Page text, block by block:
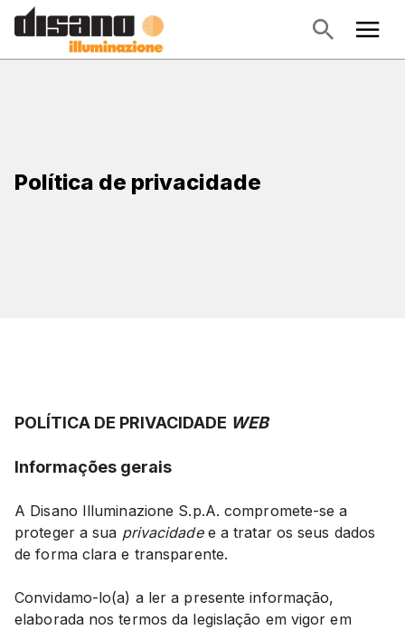
Política de privacidade
POLÍTICA DE PRIVACIDADE WEB
Informações gerais
A Disano Illuminazione S.p.A. compromete-se a
proteger a sua privacidadee a tratar os seus dados
de forma clara e transparente.
Convidamo-lo(a) a ler a presente informação,
elaborada nos termos da legislação em vigor em